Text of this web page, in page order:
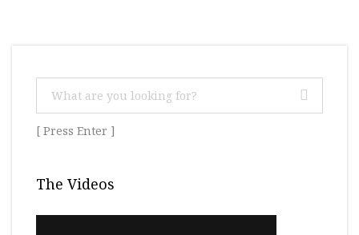
[ Press Enter ]
The Videos